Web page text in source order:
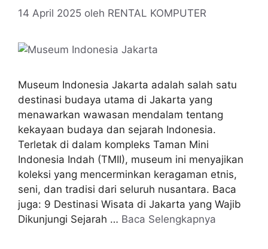
14 April 2025 oleh RENTAL KOMPUTER
Museum Indonesia Jakarta adalah salah satu
destinasi budaya utama di Jakarta yang
menawarkan wawasan mendalam tentang
kekayaan budaya dan sejarah Indonesia.
Terletak di dalam kompleks Taman Mini
Indonesia Indah (TMII), museum ini menyajikan
koleksi yang mencerminkan keragaman etnis,
seni, dan tradisi dari seluruh nusantara. Baca
juga: 9 Destinasi Wisata di Jakarta yang Wajib
Dikunjungi Sejarah … Baca Selengkapnya